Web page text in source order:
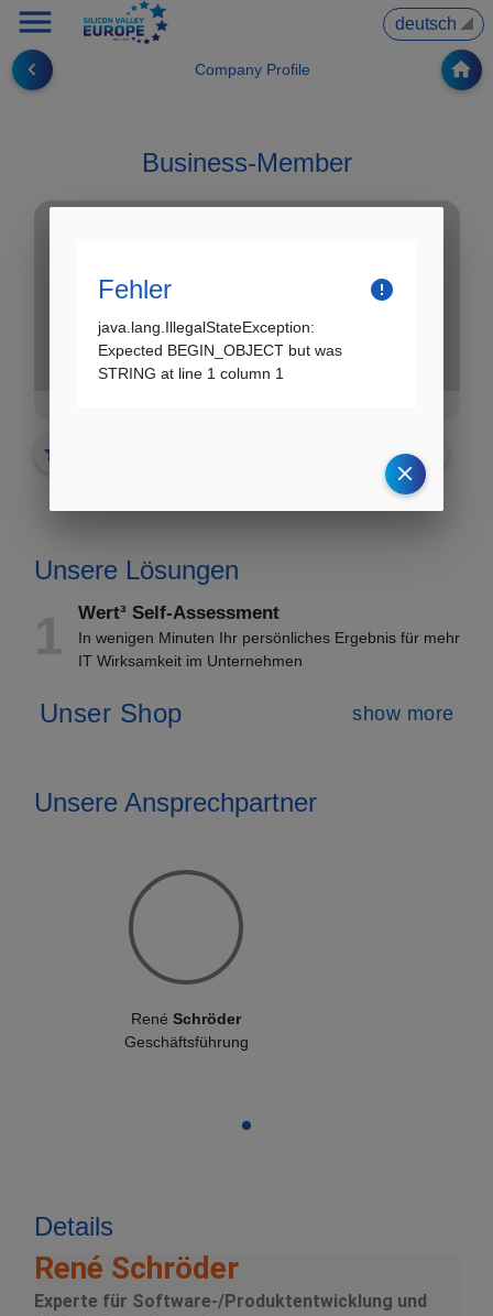
menu
navigate_before Company Profile home
Business-Member
star_border share
Unsere Lösungen
Wert³ Self-Assessment
In wenigen Minuten Ihr persönliches Ergebnis für mehr
IT Wirksamkeit im Unternehmen
Unser Shop show more
Unsere Ansprechpartner
René Schröder
Geschäftsführung
Details
René Schröder
Experte für Software-/Produktentwicklung und
Fehler error
java.lang.IllegalStateException:
Expected BEGIN_OBJECT but was
STRING at line 1 column 1
clear